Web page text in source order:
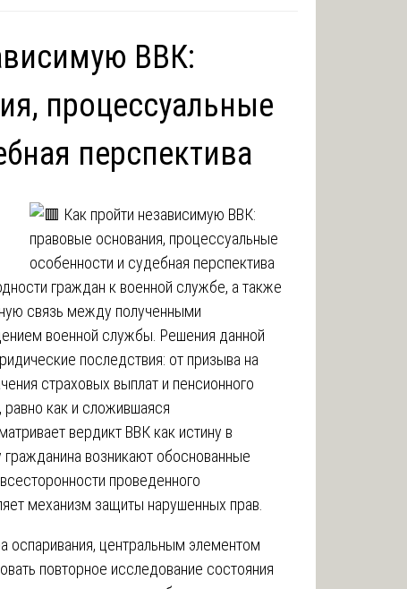
ВВК:
процессуальные
перспектива
граждан к военной службе, а также
связь между полученными
военной службы. Решения данной
последствия: от призыва на
страховых выплат и пенсионного
равно как и сложившаяся
вердикт ВВК как истину в
гражданина возникают обоснованные
проведенного
механизм защиты нарушенных прав.
оспаривания, центральным элементом
повторное исследование состояния